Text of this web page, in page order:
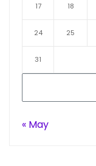
17 18
24 25
31
« May